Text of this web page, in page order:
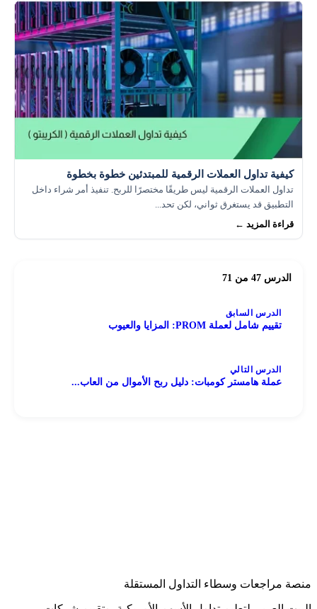
كيفية تداول العملات الرقمية للمبتدئين خطوة بخطوة
تداول العملات الرقمية ليس طريقًا مختصرًا للربح. تنفيذ أمر شراء داخل
التطبيق قد يستغرق ثواني، لكن تحد...
قراءة المزيد ←
الدرس 47 من 71
الدرس السابق
تقييم شامل لعملة PROM: المزايا والعيوب
الدرس التالي
عملة هامستر كومبات: دليل ربح الأموال من العاب...
منصة مراجعات وسطاء التداول المستقلة